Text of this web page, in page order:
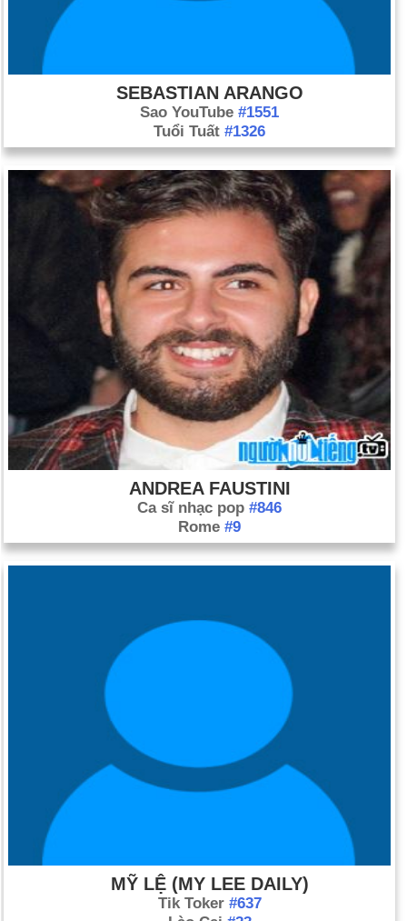
SEBASTIAN ARANGO
Sao YouTube #1551
Tuổi Tuất #1326
ANDREA FAUSTINI
Ca sĩ nhạc pop #846
Rome #9
MỸ LỆ (MY LEE DAILY)
Tik Toker #637